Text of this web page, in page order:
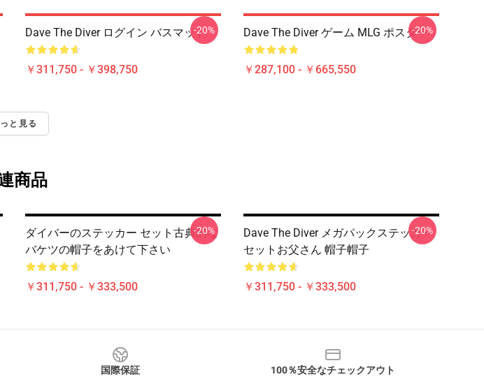
Dave The Diver ログイン バスマット
￥311,750 - ￥398,750
-20% Dave The Diver ゲーム MLG ポスター
￥287,100 - ￥665,550
-20%
と見る
商品
ダイバーのステッカー セット古典的な
バケツの帽子をあけて下さい
￥311,750 - ￥333,500
-20%
Dave The Diver メガパックステッカー
セットお父さん 帽子帽子
￥311,750 - ￥333,500
-20%
国際保証 100％安全なチェックアウト